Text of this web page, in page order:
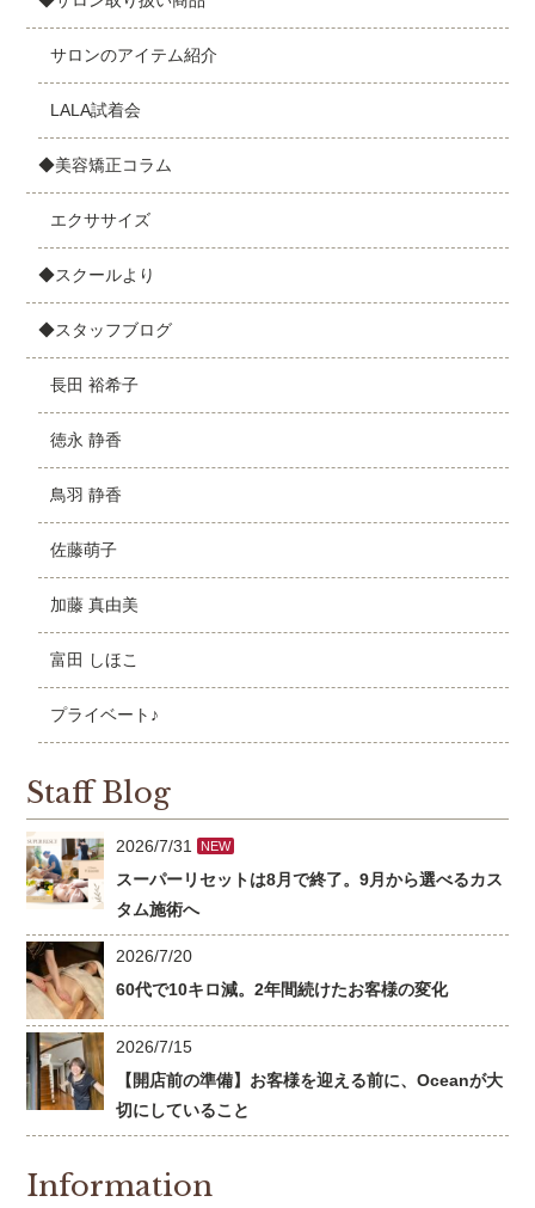
サロンのアイテム紹介
LALA試着会
◆美容矯正コラム
エクササイズ
◆スクールより
◆スタッフブログ
長田 裕希子
徳永 静香
鳥羽 静香
佐藤萌子
加藤 真由美
富田 しほこ
プライベート♪
Staff Blog
2026/7/31 NEW
スーパーリセットは8月で終了。9月から選べるカス
タム施術へ
2026/7/20
60代で10キロ減。2年間続けたお客様の変化
2026/7/15
【開店前の準備】お客様を迎える前に、Oceanが大
切にしていること
Information